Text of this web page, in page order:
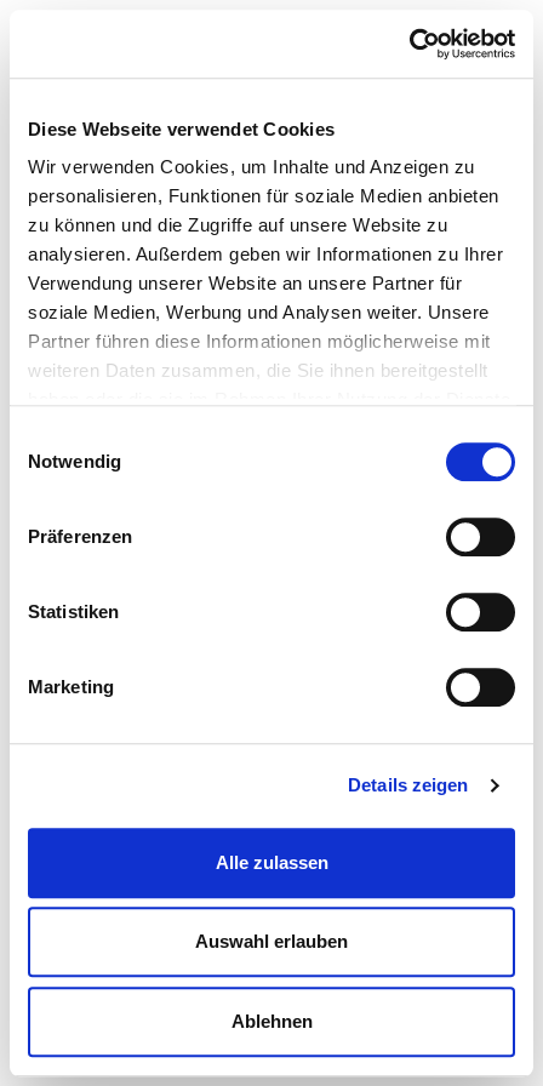
Diese Webseite verwendet Cookies
Wir verwenden Cookies, um Inhalte und Anzeigen zu
personalisieren, Funktionen für soziale Medien anbieten
zu können und die Zugriffe auf unsere Website zu
analysieren. Außerdem geben wir Informationen zu Ihrer
Verwendung unserer Website an unsere Partner für
soziale Medien, Werbung und Analysen weiter. Unsere
Partner führen diese Informationen möglicherweise mit
weiteren Daten zusammen, die Sie ihnen bereitgestellt
Notwendig
Präferenzen
Statistiken
Marketing
Details zeigen
Alle zulassen
Auswahl erlauben
Ablehnen